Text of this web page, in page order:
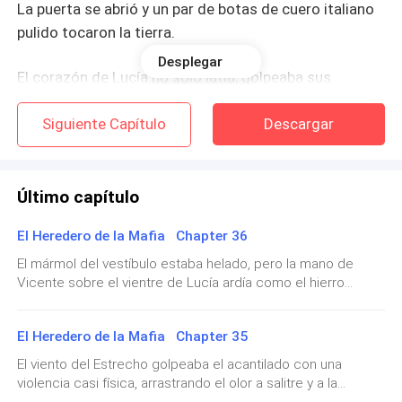
La puerta se abrió y un par de botas de cuero italiano
pulido tocaron la tierra.
El corazón de Lucía no solo latía; golpeaba sus
costillas como un prisionero intentando escapar.
Conocía esas botas. Conocía la forma en que el aire
parecía inclinarse ante la presencia de ese hombre.
La puerta de malla crujió.
caro y a ruina inminente. Se veía exactamente igual,
pero más frío. Su traje a medida era una mancha
oscura contra la luz del sol.
No miró el menú. No miró a los clientes. Sus ojos, del
clavaron en Lucía.
Desplegar
Siguiente Capítulo Descargar
Último capítulo
El Heredero de la Mafia Chapter 36
El mármol del vestíbulo estaba helado, pero la mano de
Vicente sobre el vientre de Lucía ardía como el hierro
micro-pulso del gemelo modificado. Su propio cuerpo la
estaba traicionando, bloqueando sus reflejos y obligándola
a respirar al ritmo lento y maquinal del Patriarca.—Mírate... —
susurró Vicente a pocos centímetros de su rostro,
El Heredero de la Mafia Chapter 35
El viento del Estrecho golpeaba el acantilado con una
violencia casi física, arrastrando el olor a salitre y a la